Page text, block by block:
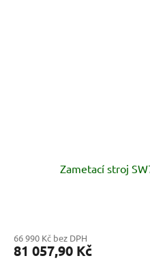
Zametací stroj
66 990 Kč bez DPH
81 057,90 Kč